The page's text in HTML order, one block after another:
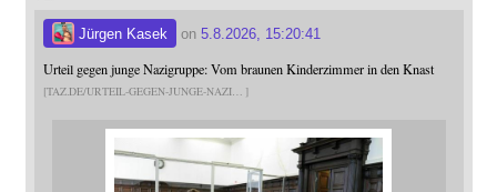
Jürgen Kasek on 5.8.2026, 15:20:41
Urteil gegen junge Nazigruppe: Vom braunen Kinderzimmer in den Knast
TAZ.DE/URTEIL-GEGEN-JUNGE-NAZI